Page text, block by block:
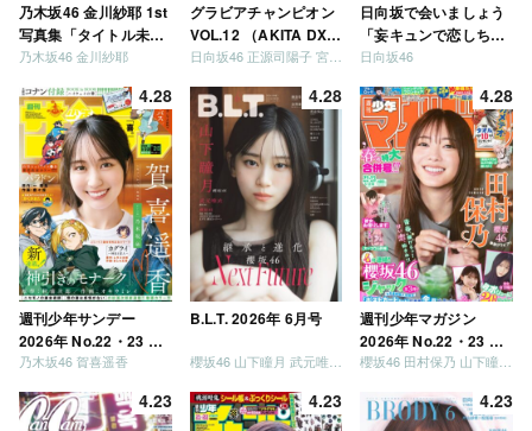
乃木坂46 金川紗耶 1st
写真集「タイトル未
定」
乃木坂46 金川紗耶
グラビアチャンピオン
VOL.12 （AKITA DXシ
リーズ）
日向坂46 正源司陽子 宮地すみれ
日向坂で会いましょう
「妄キュンで恋しちゃ
いましょう」「どっち
う」「ご褒美でロケし
ましょう」「フレンド
リーになりましょう」
「笑って卒業を祝いま
しょう」 [Blu-ray]
日向坂46
4.28
週刊少年サンデー
2026年 No.22・23 合
併号
乃木坂46 賀喜遥香
4.28
B.L.T. 2026年 6月号
櫻坂46 山下瞳月 武元唯衣 / 乃木坂46 海邉朱莉
4.28
週刊少年マガジン
2026年 No.22・23 合
併号
櫻坂46 田村保乃 山下瞳月 山川宇衣
4.23 4.23 4.23